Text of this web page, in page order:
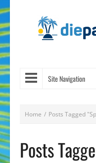
Site Navigation
Home / Posts Tagged
Posts